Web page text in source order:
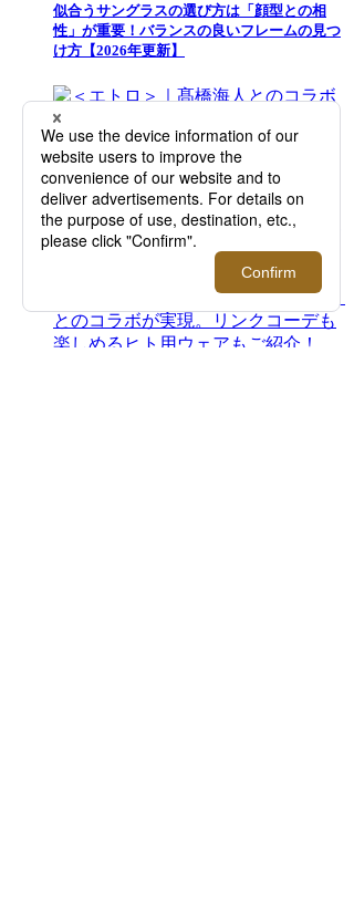
似合うサングラスの選び方は「顔型との相
性」が重要！バランスの良いフレームの見つ
け方【2026年更新】
＜エトロ＞｜髙橋海人とのコラボレーション
による「ETRO per Kaito Takahashi」から新
たなコレクションが登場【伊勢丹新宿店】